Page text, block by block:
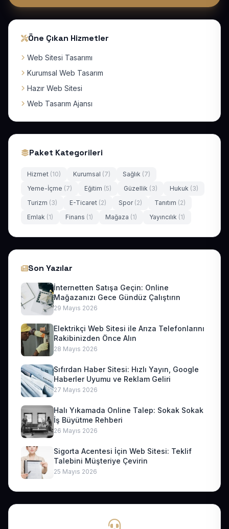
Öne Çıkan Hizmetler
Web Sitesi Tasarımı
Kurumsal Web Tasarım
Hazır Web Sitesi
Web Tasarım Ajansı
Paket Kategorileri
Hizmet (10) Kurumsal (7) Sağlık (7)
Yeme-İçme (7) Eğitim (5) Güzellik (3) Hukuk (3)
Turizm (3) E-Ticaret (2) Spor (2) Tanıtım (2)
Emlak (1) Finans (1) Mağaza (1) Yayıncılık (1)
Son Yazılar
İnternetten Satışa Geçin: Online
Mağazanızı Gece Gündüz Çalıştırın
29 Mayıs 2026
Elektrikçi Web Sitesi ile Arıza Telefonlarını
Rakibinizden Önce Alın
28 Mayıs 2026
Sıfırdan Haber Sitesi: Hızlı Yayın, Google
Haberler Uyumu ve Reklam Geliri
27 Mayıs 2026
Halı Yıkamada Online Talep: Sokak Sokak
İş Büyütme Rehberi
26 Mayıs 2026
Sigorta Acentesi İçin Web Sitesi: Teklif
Talebini Müşteriye Çevirin
25 Mayıs 2026